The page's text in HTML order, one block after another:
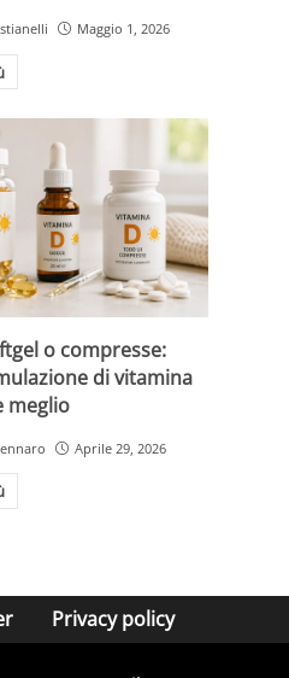
Maggio 1, 2026
o compresse:
di vitamina
meglio
Aprile 29, 2026
Privacy policy